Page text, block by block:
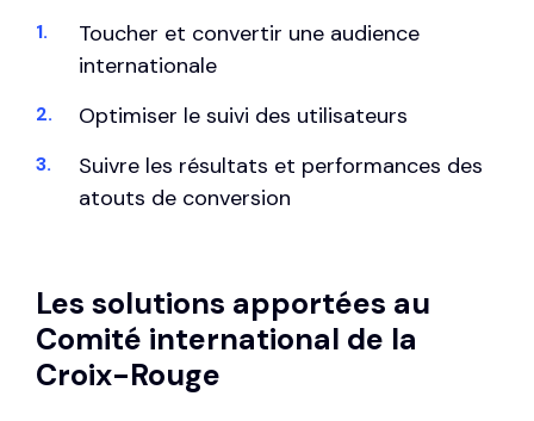
Toucher et convertir une audience
internationale
Optimiser le suivi des utilisateurs
Suivre les résultats et performances des
atouts de conversion
Les solutions apportées au
Comité international de la
Croix-Rouge